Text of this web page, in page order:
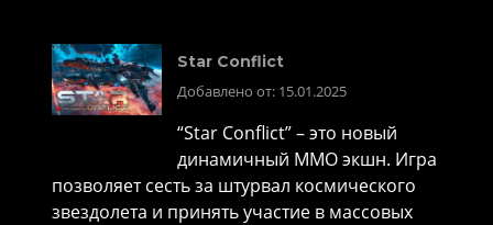
Star Conflict
Добавлено от: 15.01.2025
“Star Conflict” – это новый
динамичный MMO экшн. Игра
позволяет сесть за штурвал космического
звездолета и принять участие в массовых